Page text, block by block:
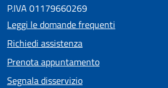
P.IVA 01179660269
Leggi le domande frequenti
Richiedi assistenza
Prenota appuntamento
Segnala disservizio